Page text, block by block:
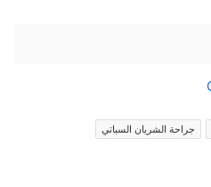
جراحة الشريان السباتي